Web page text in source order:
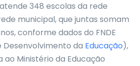
atende 348 escolas da rede
municipal, que juntas somam
conforme dados do FNDE
Desenvolvimento da Educação),
ao Ministério da Educação